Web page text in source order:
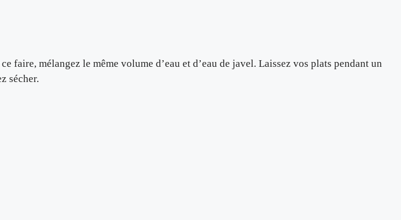
faire, mélangez le même volume d’eau et d’eau de javel. Laissez vos plats pendant un
sécher.